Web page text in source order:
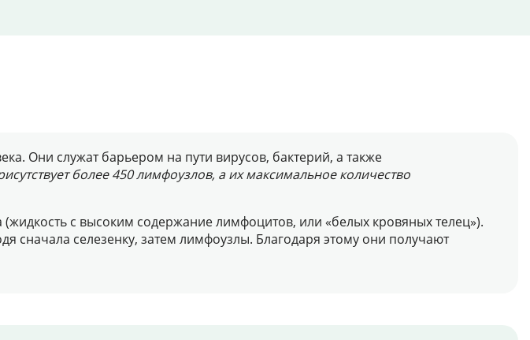
Они служат барьером на пути вирусов, бактерий, а также
более 450 лимфоузлов, а их максимальное количество
с высоким содержание лимфоцитов, или «белых кровяных телец»).
сначала селезенку, затем лимфоузлы. Благодаря этому они получают